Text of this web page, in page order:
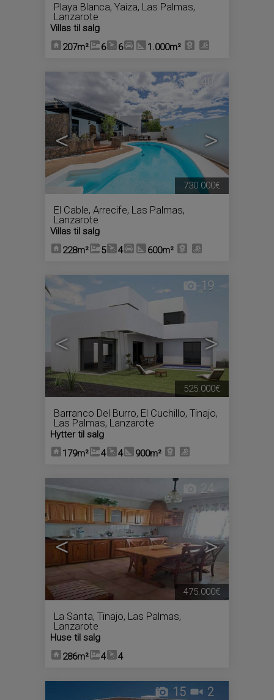
Playa Blanca, Yaiza, Las Palmas,
Lanzarote
Villas til salg
207m²
6 6 1.000m²
< >
40
El Cable, Arrecife, Las Palmas,
Lanzarote
Villas til salg
228m²
5 4 600m²
730.000€
< >
19
Barranco Del Burro, El Cuchillo, Tinajo,
Las Palmas, Lanzarote
Hytter til salg
179m²
4 4 900m²
525.000€
< >
24
La Santa, Tinajo, Las Palmas,
Lanzarote
Huse til salg
286m²
4 4
475.000€
15 2